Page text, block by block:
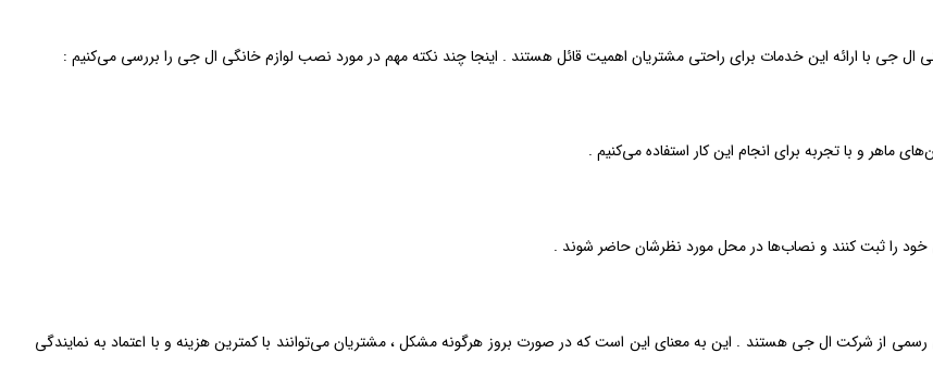
با ارائه این خدمات برای راحتی مشتریان اهمیت قائل هستند . اینجا چند نکته مهم در مورد نصب لوازم خانگی ال جی را بررسی می‌کنیم :
و با تجربه برای انجام این کار استفاده می‌کنیم .
را ثبت کنند و نصاب‌ها در محل مورد نظرشان حاضر شوند .
رسمی از شرکت ال جی هستند . این به معنای این است که در صورت بروز هرگونه مشکل ، مشتریان می‌توانند با کمترین هزینه و با اعتماد به نمایندگی